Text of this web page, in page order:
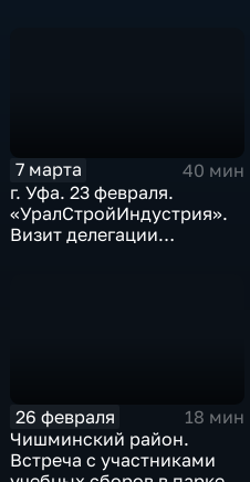
7 марта
40 мин
г. Уфа. 23 февраля.
«УралСтройИндустрия».
Визит делегации
26 февраля
18 мин
Чишминский район.
Встреча с участниками